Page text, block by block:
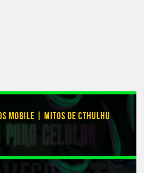
MOBILE | MITOS DE CTHULHU